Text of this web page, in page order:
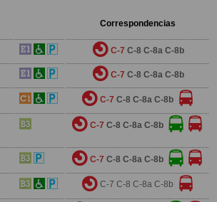
Correspondencias
C-7 C-8 C-8a C-8b
C-7 C-8 C-8a C-8b
C-7 C-8 C-8a C-8b
C-7 C-8 C-8a C-8b
C-7 C-8 C-8a C-8b
C-7 C-8 C-8a C-8b